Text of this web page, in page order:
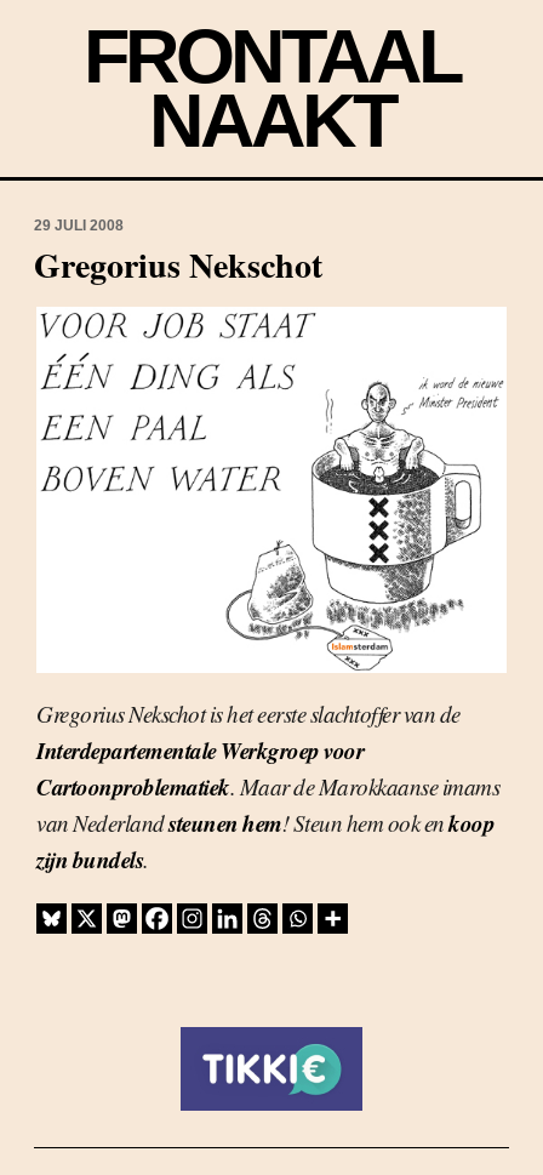
FRONTAAL
NAAKT
29 JULI 2008
Gregorius Nekschot
Gregorius Nekschot is het eerste slachtoffer van de
Interdepartementale Werkgroep voor
Cartoonproblematiek. Maar de Marokkaanse imams
van Nederlandsteunen hem! Steun hem ook enkoop
zijn bundels.